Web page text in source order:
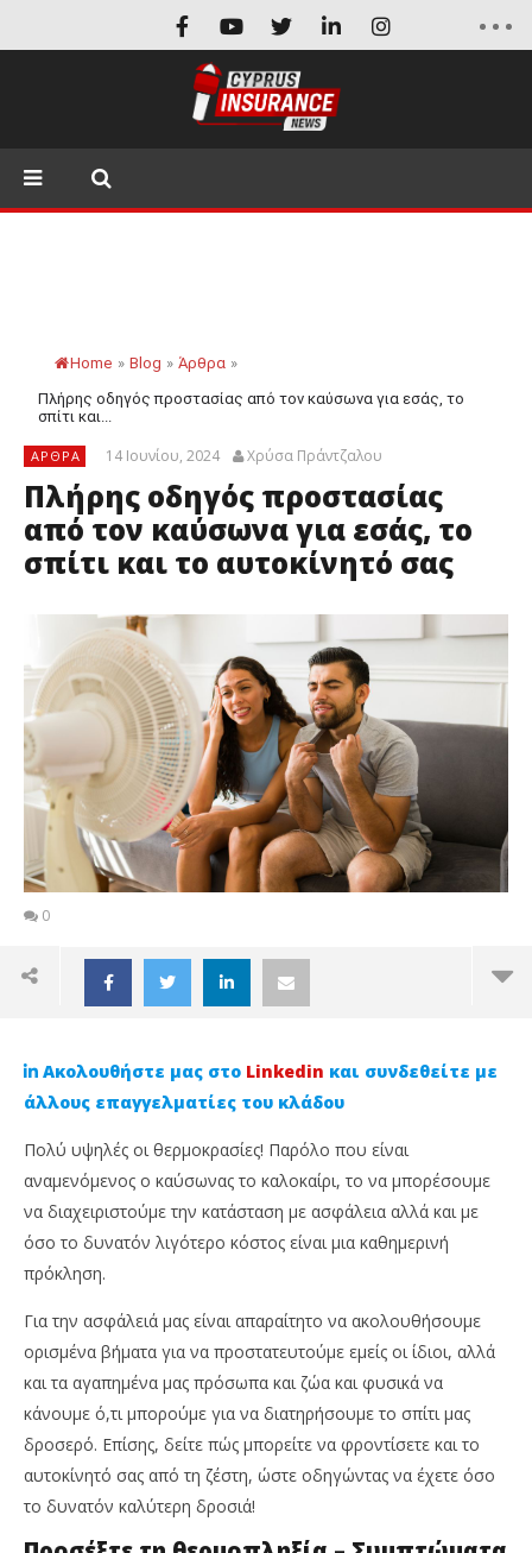
Home » Blog » Άρθρα »
Πλήρης οδηγός προστασίας από τον καύσωνα για εσάς, το
σπίτι και...
ΆΡΘΡΑ 14 Ιουνίου, 2024 Χρύσα Πράντζαλου
Πλήρης οδηγός προστασίας
από τον καύσωνα για εσάς, το
σπίτι και το αυτοκίνητό σας
0
NOW VIEWING
Πλήρης οδηγός προστασίας από τον καύσωνα για
εσάς, το σπίτι και το αυτοκίνητό σας
14
Ιουνίου,
2024
Χρύσα
Πράντζαλου
Ακολουθήστε μας στο Linkedin και συνδεθείτε με
άλλους επαγγελματίες του κλάδου
Πολύ υψηλές οι θερμοκρασίες! Παρόλο που είναι
αναμενόμενος ο καύσωνας το καλοκαίρι, το να μπορέσουμε
να διαχειριστούμε την κατάσταση με ασφάλεια αλλά και με
όσο το δυνατόν λιγότερο κόστος είναι μια καθημερινή
πρόκληση.
Για την ασφάλειά μας είναι απαραίτητο να ακολουθήσουμε
ορισμένα βήματα για να προστατευτούμε εμείς οι ίδιοι, αλλά
και τα αγαπημένα μας πρόσωπα και ζώα και φυσικά να
κάνουμε ό,τι μπορούμε για να διατηρήσουμε το σπίτι μας
δροσερό. Επίσης, δείτε πώς μπορείτε να φροντίσετε και το
αυτοκίνητό σας από τη ζέστη, ώστε οδηγώντας να έχετε όσο
το δυνατόν καλύτερη δροσιά!